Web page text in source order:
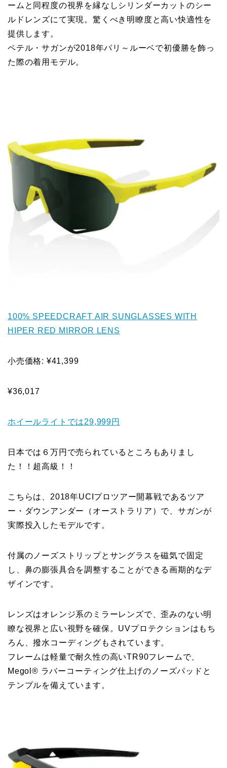
ームと同程度の視界を縁なしシリンダーカットのシー
ルドレンズにて実現。驚くべき明瞭度と高い快適性を
提供します。
ペテル・サガンが2018年パリ～ルーベで初優勝を飾っ
た際の着用モデル。
100% SPEEDCRAFT AIR SUNGLASSES WITH
HIPER RED MIRROR LENS
小売価格: ¥41,399
¥36,017
ホイールライトでは29,999円
日本では６万円で売られているところもありまし
た！！超高級！！
こちらは、2018年UCIプロツアー開幕戦であるツア
ー・ダウンアンダー（オーストラリア）で、サガンが
実際投入したモデルです。
付属のノーズストリップとサングラスを磁気で固定
し、鼻の膨張具合を調整することができる画期的なデ
ザインです。
レンズはオレンジ系のミラーレンズで、歪みのない明
瞭な視界と広い視野を確保。UVプロテクションはもち
ろん、撥水コーディングもされています。
フレームは軽量で耐久性の高いTR90フレームで、
Megol® ラバーコーティング仕上げのノーズパッドと
テンプルを備えています。